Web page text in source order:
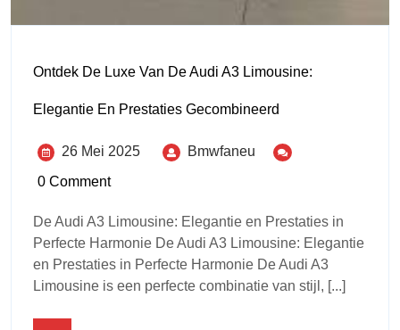
Ontdek De Luxe Van De Audi A3 Limousine:
Elegantie En Prestaties Gecombineerd
26 Mei 2025
Bmwfaneu
0 Comment
De Audi A3 Limousine: Elegantie en Prestaties in
Perfecte Harmonie De Audi A3 Limousine: Elegantie
en Prestaties in Perfecte Harmonie De Audi A3
Limousine is een perfecte combinatie van stijl, [...]